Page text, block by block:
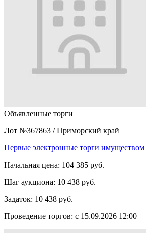
Объявленные торги
Лот №367863 / Приморский край
Первые электронные торги имуществом
Начальная цена: 104 385 руб.
Шаг аукциона: 10 438 руб.
Задаток: 10 438 руб.
Проведение торгов: с 15.09.2026 12:00